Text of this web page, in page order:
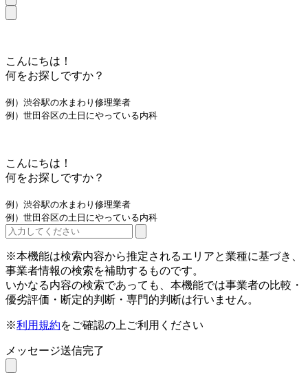
こんにちは！
何をお探しですか？
例）渋谷駅の水まわり修理業者
例）世田谷区の土日にやっている内科
こんにちは！
何をお探しですか？
例）渋谷駅の水まわり修理業者
例）世田谷区の土日にやっている内科
※本機能は検索内容から推定されるエリアと業種に基づき、
事業者情報の検索を補助するものです。
いかなる内容の検索であっても、本機能では事業者の比較・
優劣評価・断定的判断・専門的判断は行いません。
※利用規約をご確認の上ご利用ください
メッセージ送信完了